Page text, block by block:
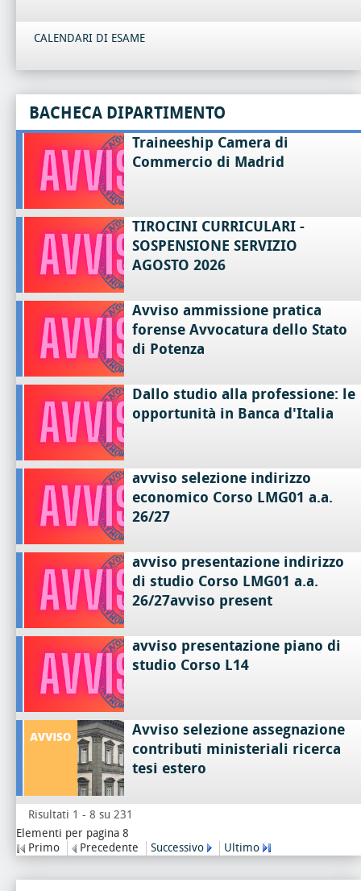
CALENDARI DI ESAME
BACHECA DIPARTIMENTO
Traineeship Camera di
Commercio di Madrid
TIROCINI CURRICULARI -
SOSPENSIONE SERVIZIO
AGOSTO 2026
Avviso ammissione pratica
forense Avvocatura dello Stato
di Potenza
Dallo studio alla professione: le
opportunità in Banca d'Italia
avviso selezione indirizzo
economico Corso LMG01 a.a.
26/27
avviso presentazione indirizzo
di studio Corso LMG01 a.a.
26/27avviso present
avviso presentazione piano di
studio Corso L14
Avviso selezione assegnazione
contributi ministeriali ricerca
tesi estero
Risultati 1 - 8 su 231
Elementi per pagina 8
Primo
Precedente Successivo Ultimo